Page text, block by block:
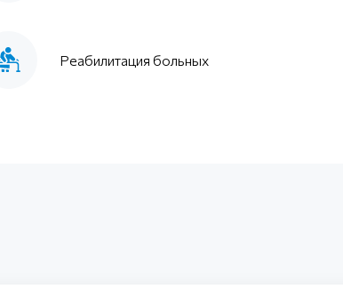
Реабилитация больных